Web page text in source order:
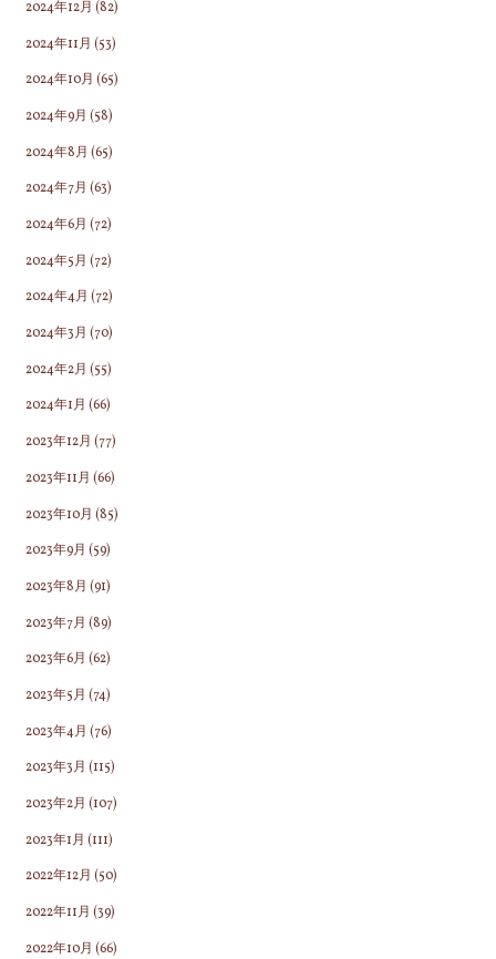
2024年12月 (82)
2024年11月 (53)
2024年10月 (65)
2024年9月 (58)
2024年8月 (65)
2024年7月 (63)
2024年6月 (72)
2024年5月 (72)
2024年4月 (72)
2024年3月 (70)
2024年2月 (55)
2024年1月 (66)
2023年12月 (77)
2023年11月 (66)
2023年10月 (85)
2023年9月 (59)
2023年8月 (91)
2023年7月 (89)
2023年6月 (62)
2023年5月 (74)
2023年4月 (76)
2023年3月 (115)
2023年2月 (107)
2023年1月 (111)
2022年12月 (50)
2022年11月 (39)
2022年10月 (66)